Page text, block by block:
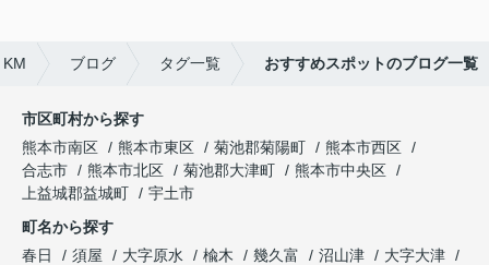
ブログ タグ一覧 おすすめスポットのブログ一覧
市区町村から探す
熊本市南区
熊本市東区 菊池郡菊陽町
熊本市西区
合志市
熊本市北区 菊池郡大津町
熊本市中央区
上益城郡益城町
宇土市
町名から探す
春日
須屋 大字原水 楡木 幾久富 沼山津
大字大津